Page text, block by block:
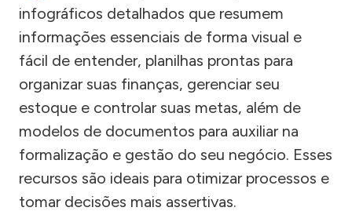
infográficos detalhados que resumem
informações essenciais de forma visual e
fácil de entender, planilhas prontas para
organizar suas finanças, gerenciar seu
estoque e controlar suas metas, além de
modelos de documentos para auxiliar na
formalização e gestão do seu negócio. Esses
recursos são ideais para otimizar processos e
tomar decisões mais assertivas.